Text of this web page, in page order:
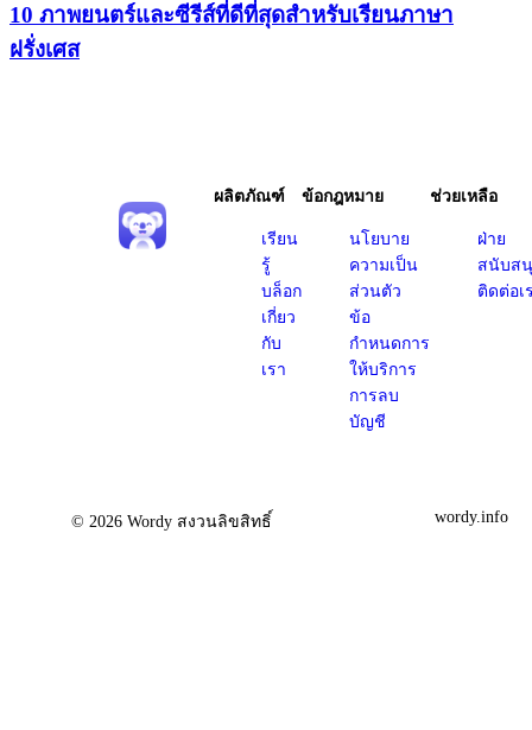
10 ภาพยนตร์และซีรีส์ที่ดีที่สุดสำหรับเรียนภาษา
ฝรั่งเศส
ผลิตภัณฑ์
เรียน
รู้
บล็อก
เกี่ยว
กับ
เรา
ข้อกฎหมาย
นโยบาย
ความเป็น
ส่วนตัว
ข้อ
กำหนดการ
ให้บริการ
การลบ
บัญชี
ช่วยเหลือ
ฝ่าย
สนับส
ติดต่อเ
© 2026 Wordy สงวนลิขสิทธิ์ wordy.info